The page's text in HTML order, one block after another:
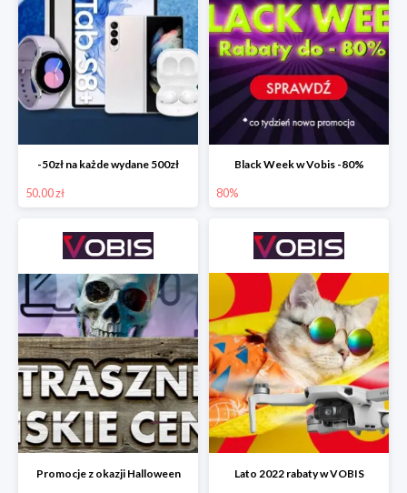
-50zł na każde wydane 500zł
50.00 zł
Black Week w Vobis -80%
80%
Promocje z okazji Halloween Lato 2022 rabaty w VOBIS